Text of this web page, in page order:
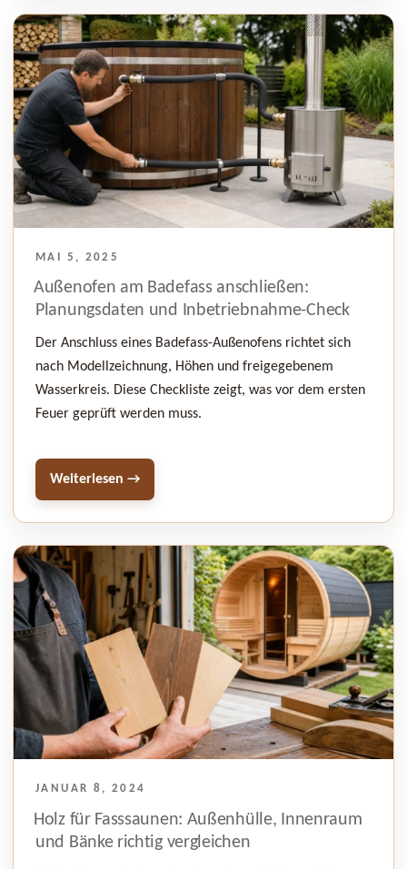
VERÖFFENTLICHT
MAI 5, 2025
Außenofen am Badefass anschließen:
Planungsdaten und Inbetriebnahme-Check
Der Anschluss eines Badefass-Außenofens richtet sich
nach Modellzeichnung, Höhen und freigegebenem
Wasserkreis. Diese Checkliste zeigt, was vor dem ersten
Feuer geprüft werden muss.
Weiterlesen →
VERÖFFENTLICHT
JANUAR 8, 2024
Holz für Fasssaunen: Außenhülle, Innenraum
und Bänke richtig vergleichen